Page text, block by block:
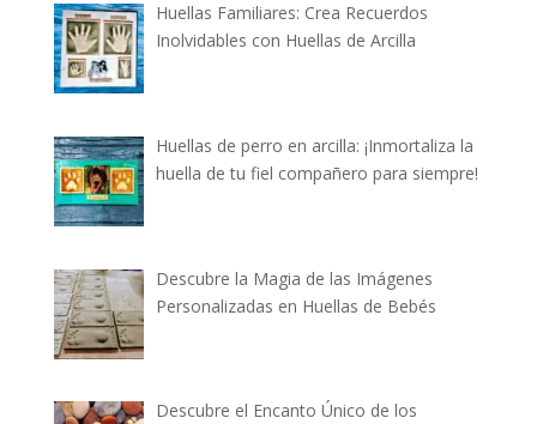
Huellas Familiares: Crea Recuerdos
Inolvidables con Huellas de Arcilla
Huellas de perro en arcilla: ¡Inmortaliza la
huella de tu fiel compañero para siempre!
Descubre la Magia de las Imágenes
Personalizadas en Huellas de Bebés
Descubre el Encanto Único de los